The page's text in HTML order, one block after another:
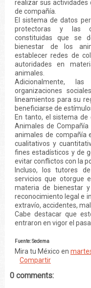
realizar sus actividades
de compañía.
El sistema de datos
protectoras y las
constituidas que se
bienestar de los
establecer redes de
autoridades en
animales.
Adicionalmente,
organizaciones
lineamientos para su
beneficiarse de
En tanto, el sistema de
Animales de
animales de compañía
cualitativos y
fines estadísticos y de
evitar conflictos con la
Incluso, los tutores
servicios que otorgue
materia de bienestar
reconocimiento legal e
extravío, accidentes,
Cabe destacar que
entraron en vigor el
Fuente: Sedema
Mira tu México en
Compartir
0 comments: